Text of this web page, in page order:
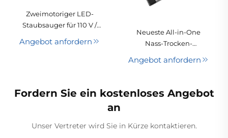
Zweimotoriger LED-
Staubsauger für 110 V /
220 V mit 250 W starker
Saugleistung und
im Auto sowie im
Angebot anfordern
Neueste All-in-One
Nass-Trocken-
handlich, beutellos,
Jahres-Garantie, für
Hotels und Haushalte,
Angebot anfordern
Fordern Sie ein kostenloses Angebot
an
Unser Vertreter wird Sie in Kürze kontaktieren.